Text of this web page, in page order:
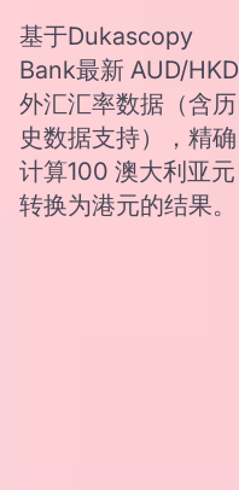
基于Dukascopy
Bank最新 AUD/HKD
外汇汇率数据（含历
史数据支持），精确
计算100 澳大利亚元
转换为港元的结果。